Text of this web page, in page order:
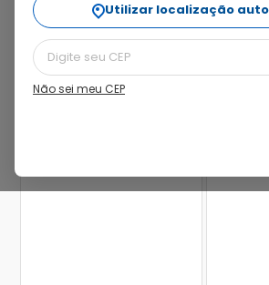
Utilizar localização
Não sei meu CEP
Ordenar Por
relevância
40%